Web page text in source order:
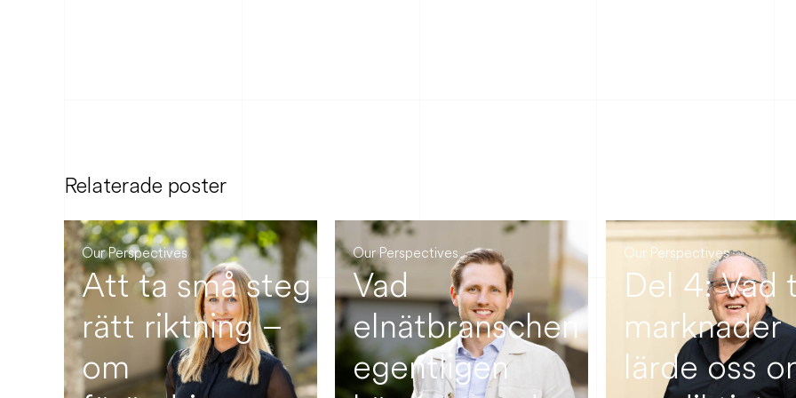
Relaterade poster
Our Perspectives
Att ta små steg i
rätt riktning –
om
Our Perspectives
Vad
elnätbranschen
egentligen
Our Perspectives
Del 4: Vad
marknader
lärde oss